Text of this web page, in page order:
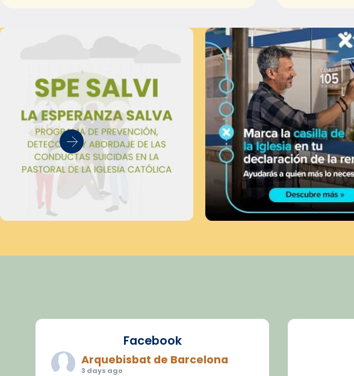
Facebook
Arquebisbat de Barcelona
3 days ago